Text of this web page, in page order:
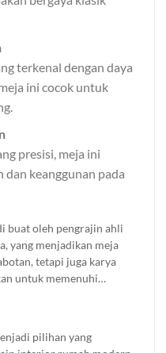
terkenal dengan daya
ini cocok untuk
presisi, meja ini
dan keanggunan pada
buat oleh pengrajin ahli
yang menjadikan meja
tetapi juga karya
untuk memenuhi
di sesuaikan dengan
eksklusif.
pilihan yang